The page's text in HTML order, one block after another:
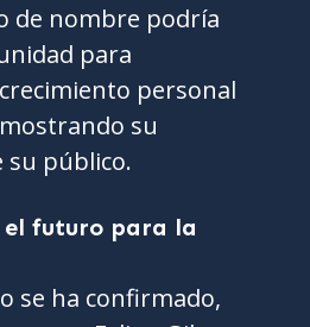
de nombre podría
para
personal
su
su público.
el futuro para la
se ha confirmado,